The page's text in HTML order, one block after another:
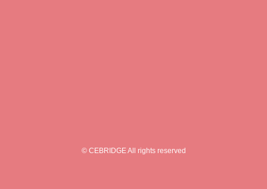
© CEBRIDGE All rights reserved